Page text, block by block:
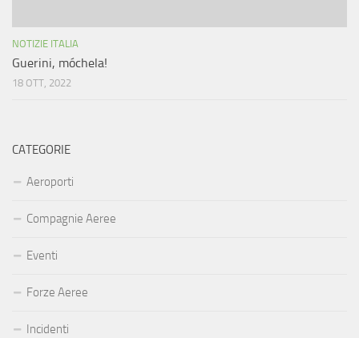
NOTIZIE ITALIA
Guerini, móchela!
18 OTT, 2022
CATEGORIE
Aeroporti
Compagnie Aeree
Eventi
Forze Aeree
Incidenti